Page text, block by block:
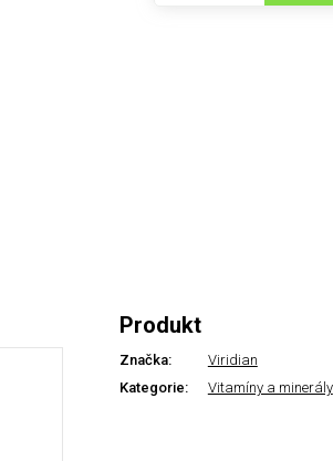
Produkt
Značka:
Viridian
Kategorie:
Vitamíny a minerály